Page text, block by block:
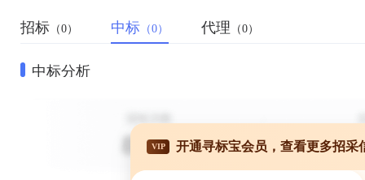
招标 （0） 中标 （0） 代理 （0）
中标分析
VIP 开通寻标宝会员，查看更多招采